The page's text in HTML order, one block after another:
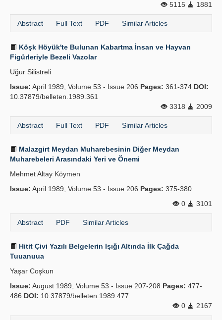
5115
1881
Abstract Full Text PDF Similar Articles
Köşk Höyük'te Bulunan Kabartma İnsan ve Hayvan
Figürleriyle Bezeli Vazolar
Uğur Silistreli
Issue: April 1989, Volume 53 - Issue 206 Pages: 361-374 DOI:
10.37879/belleten.1989.361
3318
2009
Abstract Full Text PDF Similar Articles
Malazgirt Meydan Muharebesinin Diğer Meydan
Muharebeleri Arasındaki Yeri ve Önemi
Mehmet Altay Köymen
Issue: April 1989, Volume 53 - Issue 206 Pages: 375-380
0
3101
Abstract PDF Similar Articles
Hitit Çivi Yazılı Belgelerin Işığı Altında İlk Çağda
Tuuanuua
Yaşar Coşkun
Issue: August 1989, Volume 53 - Issue 207-208 Pages: 477-
486 DOI: 10.37879/belleten.1989.477
0
2167